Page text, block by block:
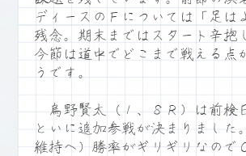
ディースのＦについては「足は
残念。期末まではスタート辛抱
今節は道中でどこまで戦える点
うです。
烏野賢太（１、８Ｒ）は前検
といに追加参戦が決まりました
維持へ）勝率がギリギリなので